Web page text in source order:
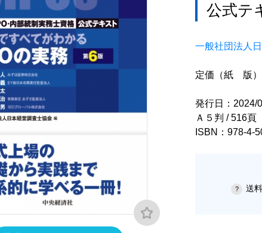
公式テ
一般社団法人
定価（紙 版）
発行日：2024/
Ａ５判 / 516頁
ISBN：978-4-
送